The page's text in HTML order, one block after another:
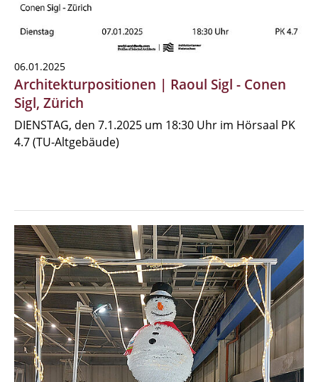
06.01.2025
Architekturpositionen | Raoul Sigl - Conen
Sigl, Zürich
DIENSTAG, den 7.1.2025 um 18:30 Uhr im Hörsaal PK
4.7 (TU-Altgebäude)